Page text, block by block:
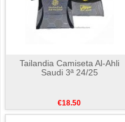
Tailandia Camiseta Al-Ahli
Saudi 3ª 24/25
€18.50